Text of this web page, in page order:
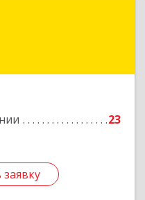
23
Верхний Уфалей г,